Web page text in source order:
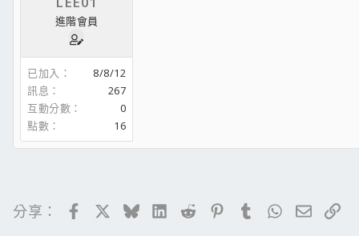
進階會員
已加入
8/8/12
訊息
267
互動分數
0
點數
16
分享： FacebookBlueskyLinkedIn
RedditPinterestTumblrWhatsApp
電子郵
連